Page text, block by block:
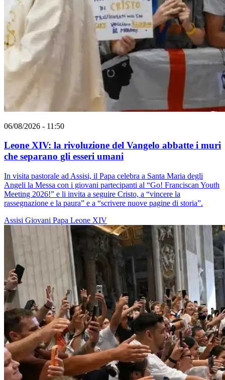
06/08/2026 - 11:50
Leone XIV: la rivoluzione del Vangelo abbatte i muri
che separano gli esseri umani
In visita pastorale ad Assisi, il Papa celebra a Santa Maria degli
Angeli la Messa con i giovani partecipanti al “Go! Franciscan Youth
Meeting 2026!” e li invita a seguire Cristo, a “vincere la
rassegnazione e la paura” e a “scrivere nuove pagine di storia”.
Assisi Giovani Papa Leone XIV